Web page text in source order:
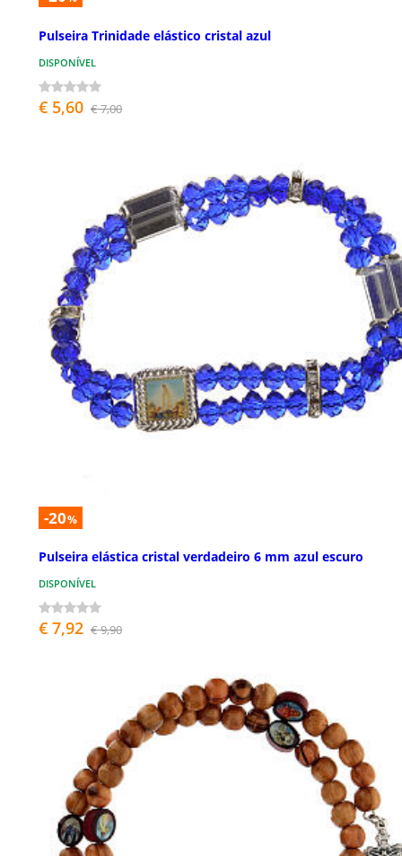
Pulseira Trinidade elástico cristal azul
DISPONÍVEL
€ 5,60 € 7,00
-20%
Pulseira elástica cristal verdadeiro 6 mm azul escuro
DISPONÍVEL
€ 7,92 € 9,90